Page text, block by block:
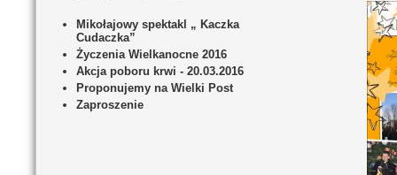
Mikołajowy spektakl „ Kaczka
Cudaczka”
Życzenia Wielkanocne 2016
Akcja poboru krwi - 20.03.2016
Proponujemy na Wielki Post
Zaproszenie